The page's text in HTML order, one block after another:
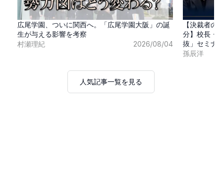
広尾学園、ついに関西へ。「広尾学園大阪」の誕
生が与える影響を考察
村瀬理紀
2026/08/04
【決裁者
分】校長・
抜」セミナ
孫辰洋
人気記事一覧を見る